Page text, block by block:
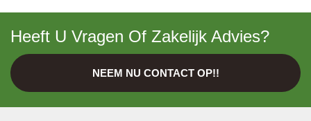
Heeft U Vragen Of Zakelijk Advies?
NEEM NU CONTACT OP!!